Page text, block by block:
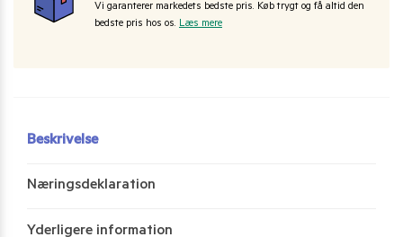
Vi garanterer markedets bedste pris. Køb trygt og få altid den
bedste pris hos os. Læs mere
Beskrivelse
Næringsdeklaration
Yderligere information